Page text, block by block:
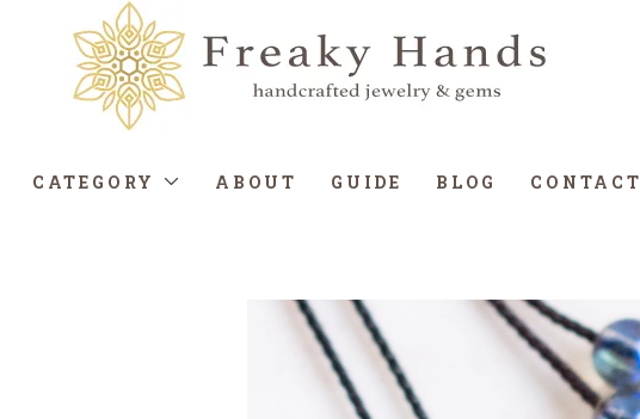
CATEGORY ABOUT GUIDE BLOG CONTACT